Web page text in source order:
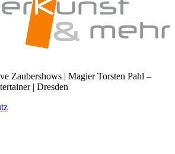
Zaubershows | Magier Torsten Pahl –
| Dresden